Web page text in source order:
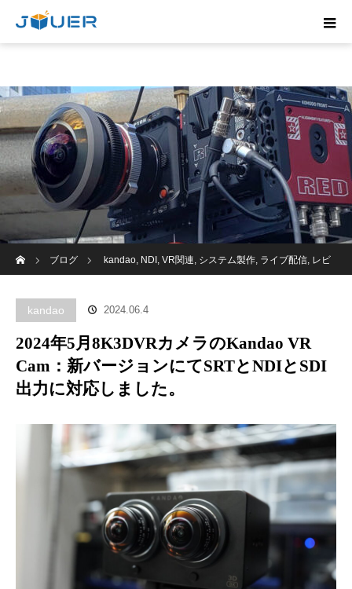
ブログ
kandao, NDI , VR関連, システム製作, ライブ配信, レビ
ジョンにてSRTとNDIとSDI出力に対応しました。
kandao 2024.06.4
2024年5月8K3DVRカメラのKandao VR
Cam：新バージョンにてSRTとNDIとSDI
出力に対応しました。